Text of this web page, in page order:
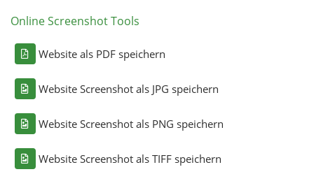
Online Screenshot Tools
Website als PDF speichern
Website Screenshot als JPG speichern
Website Screenshot als PNG speichern
Website Screenshot als TIFF speichern